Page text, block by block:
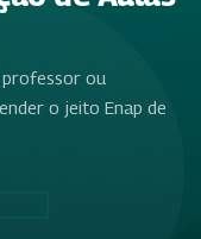
professor ou
o jeito Enap de